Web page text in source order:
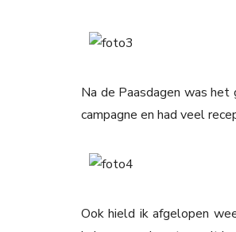
Na de Paasdagen was
campagne en had veel
Ook hield ik afgelopen